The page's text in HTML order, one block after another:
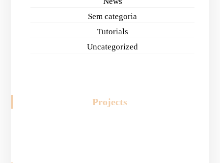
Sem categoria
Tutorials
Uncategorized
Projects